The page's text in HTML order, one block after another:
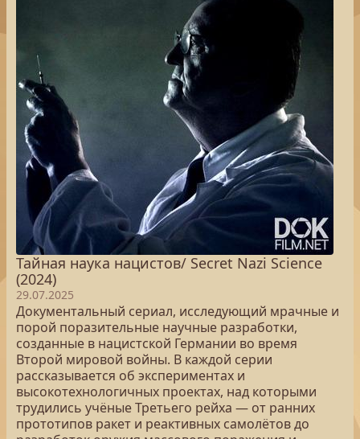
Тайная наука нацистов/ Secret Nazi Science
(2024)
29.07.2025
Документальный сериал, исследующий мрачные и
порой поразительные научные разработки,
созданные в нацистской Германии во время
Второй мировой войны. В каждой серии
рассказывается об экспериментах и
высокотехнологичных проектах, над которыми
трудились учёные Третьего рейха — от ранних
прототипов ракет и реактивных самолётов до